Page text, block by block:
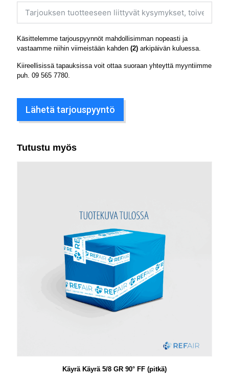
Käsittelemme tarjouspyynnöt mahdollisimman nopeasti ja
vastaamme niihin viimeistään kahden (2) arkipäivän kuluessa.
Kiireellisissä tapauksissa voit ottaa suoraan yhteyttä myyntiimme
puh. 09 565 7780
Lähetä tarjouspyyntö
Tutustu myös
Käyrä Käyrä 5/8 GR 90° FF (pitkä)